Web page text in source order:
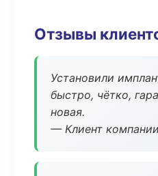
Отзывы
Установили
быстро, чётко,
новая.
— Клиент компании